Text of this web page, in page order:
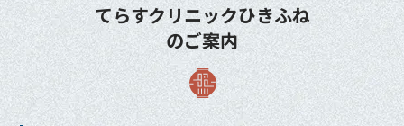
てらすクリニックひきふね
のご案内